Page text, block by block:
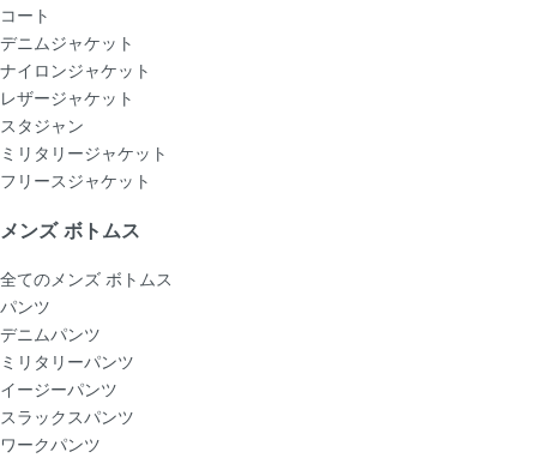
コート
デニムジャケット
ナイロンジャケット
レザージャケット
スタジャン
ミリタリージャケット
フリースジャケット
メンズ ボトムス
全てのメンズ ボトムス
パンツ
デニムパンツ
ミリタリーパンツ
イージーパンツ
スラックスパンツ
ワークパンツ